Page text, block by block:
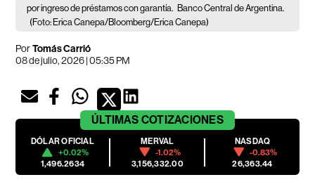
por ingreso de préstamos con garantía. Banco Central de Argentina.
(Foto: Erica Canepa/Bloomberg/Erica Canepa)
PorTomás Carrió
08 de julio, 2026 | 05:35 PM
ÚLTIMAS COTIZACIONES
DÓLAR OFICIAL
+0.02%
1,496.2634
MERVAL
-1.02%
3,156,332.00
NASDAQ
-0.83%
26,363.44